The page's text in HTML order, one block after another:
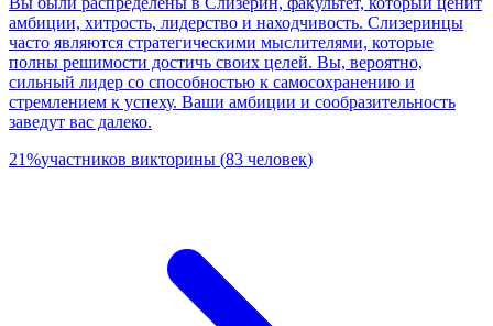
амбиции, хитрость, лидерство и находчивость. Слизеринцы
часто являются стратегическими мыслителями, которые
полны решимости достичь своих целей. Вы, вероятно,
сильный лидер со способностью к самосохранению и
стремлением к успеху. Ваши амбиции и сообразительность
заведут вас далеко.
21%участников викторины (83 человек)